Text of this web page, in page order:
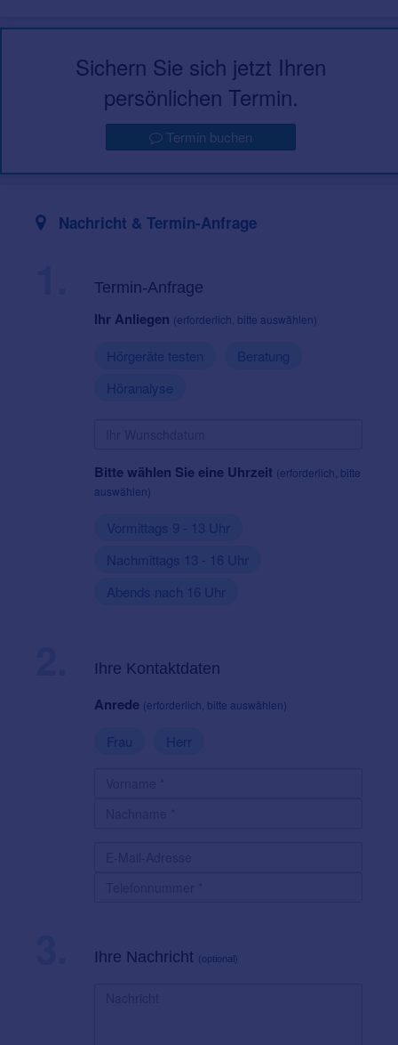
Sichern Sie sich jetzt Ihren
persönlichen Termin.
Termin buchen
Nachricht & Termin-Anfrage
Termin-Anfrage
Ihr Anliegen (erforderlich, bitte auswählen)
Hörgeräte testen
Beratung
Höranalyse
Bitte wählen Sie eine Uhrzeit (erforderlich, bitte
auswählen)
Vormittags 9 - 13 Uhr
Nachmittags 13 - 16 Uhr
Abends nach 16 Uhr
Ihre Kontaktdaten
Anrede (erforderlich, bitte auswählen)
Frau Herr
Ihre Nachricht (optional)